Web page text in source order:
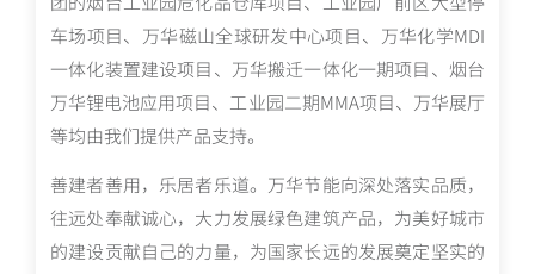
车场项目、万华磁山全球研发中心项目、万华化学MDI
一体化装置建设项目、万华搬迁一体化一期项目、烟台
万华锂电池应用项目、工业园二期MMA项目、万华展厅
等均由我们提供产品支持。
善建者善用，乐居者乐道。万华节能向深处落实品质，
往远处奉献诚心，大力发展绿色建筑产品，为美好城市
的建设贡献自己的力量，为国家长远的发展奠定坚实的